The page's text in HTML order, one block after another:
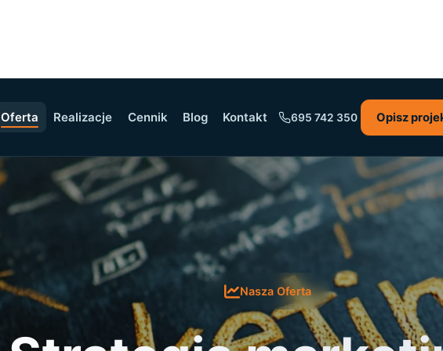
Oferta Realizacje Cennik Blog Kontakt 695 742 350 Opisz
Nasza Oferta